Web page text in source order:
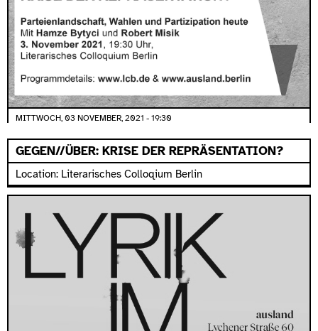
MITTWOCH, 03 NOVEMBER, 2021 - 19:30
GEGEN//ÜBER: KRISE DER REPRÄSENTATION?
Location: Literarisches Colloqium Berlin